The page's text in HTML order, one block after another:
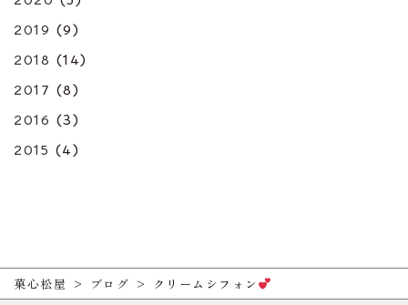
2019 (9)
2018 (14)
2017 (8)
2016 (3)
2015 (4)
菓心松屋 > ブログ > クリームシフォン